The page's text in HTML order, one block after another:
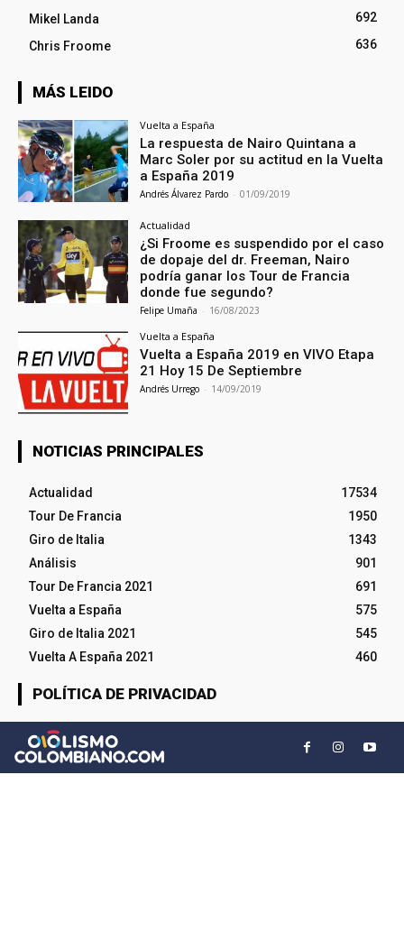
Mikel Landa
692
Chris Froome
636
MÁS LEIDO
Vuelta a España
La respuesta de Nairo Quintana a
Marc Soler por su actitud en la Vuelta
a España 2019
Andrés Álvarez Pardo - 01/09/2019
Actualidad
¿Si Froome es suspendido por el caso
de dopaje del dr. Freeman, Nairo
podría ganar los Tour de Francia
donde fue segundo?
Felipe Umaña - 16/08/2023
Vuelta a España
Vuelta a España 2019 en VIVO Etapa
21 Hoy 15 De Septiembre
Andrés Urrego - 14/09/2019
NOTICIAS PRINCIPALES
Actualidad
17534
Tour De Francia
1950
Giro de Italia
1343
Análisis
901
Tour De Francia 2021
691
Vuelta a España
575
Giro de Italia 2021
545
Vuelta A España 2021
460
POLÍTICA DE PRIVACIDAD